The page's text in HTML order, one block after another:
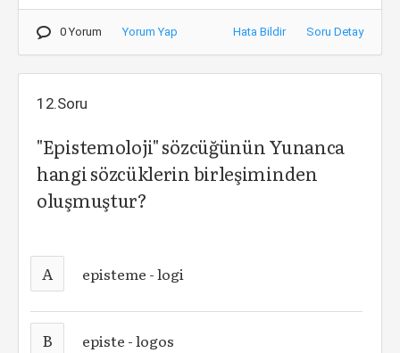
0 Yorum Yorum Yap Hata Bildir Soru Detay
12.Soru
"Epistemoloji" sözcüğünün Yunanca
hangi sözcüklerin birleşiminden
oluşmuştur?
A episteme - logi
B episte - logos